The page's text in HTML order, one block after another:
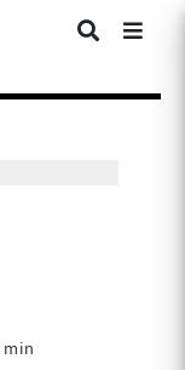
min